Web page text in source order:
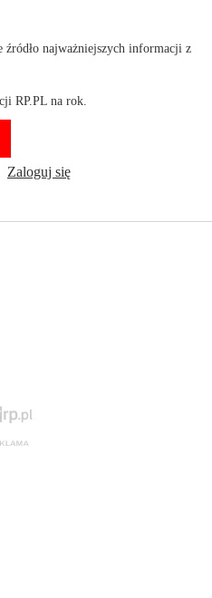
najważniejszych informacji z
RP.PL na rok.
Zaloguj się